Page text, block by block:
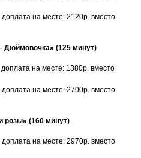
на месте: 2120р. вместо
(125 минут)
на месте: 1380р. вместо
на месте: 2700р. вместо
розы» (160 минут)
на месте: 2970р. вместо